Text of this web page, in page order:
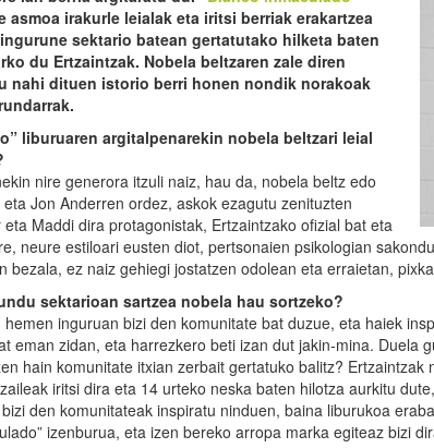
asmoa irakurle leialak eta iritsi berriak erakartzea
sektario batean gertatutako hilketa baten
du Ertzaintzak. Nobela beltzaren zale diren
nahi dituen istorio berri honen nondik norakoak
liburuaren argitalpenarekin nobela beltzari leial
nire generora itzuli naiz, hau da, nobela beltz edo
Jon Anderren ordez, askok ezagutu zenituzten
Maddi dira protagonistak, Ertzaintzako ofizial bat eta
neure estiloari eusten diot, pertsonaien psikologian
bezala, ez naiz gehiegi jostatzen odolean eta erraietan,
sektarioan sartzea nobela hau sortzeko?
inguruan bizi den komunitate bat duzue, eta haiek
eman zidan, eta harrezkero beti izan dut jakin-mina. Duela
hain komunitate itxian zerbait gertatuko balitz?
iritsi dira eta 14 urteko neska baten hilotza aurkitu
den komunitateak inspiratu ninduen, baina liburukoa
izenburua, eta izen bereko arropa marka egiteaz bizi